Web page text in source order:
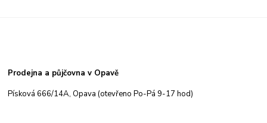
Prodejna a půjčovna v Opavě
Písková 666/14A, Opava (otevřeno Po-Pá 9-17 hod)